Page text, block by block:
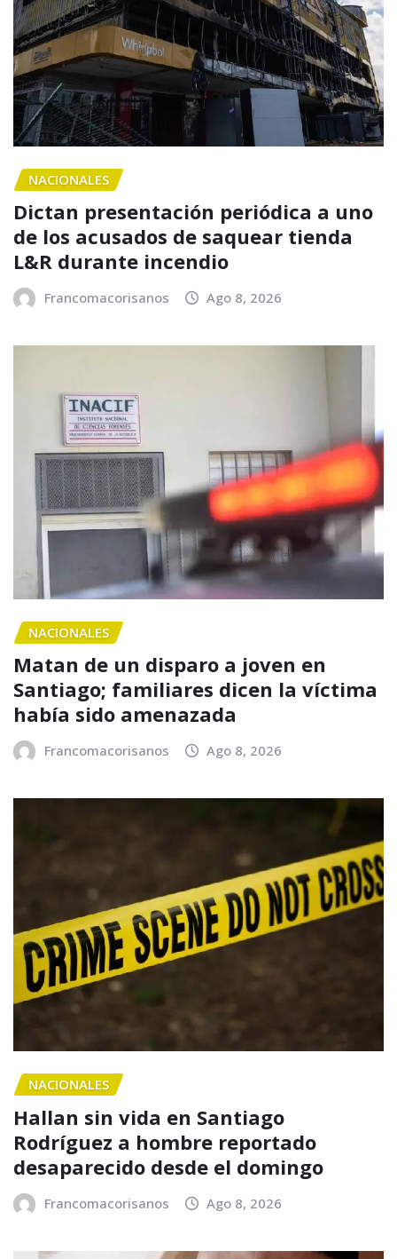
NACIONALES
Dictan presentación periódica a uno
de los acusados de saquear tienda
L&R durante incendio
Francomacorisanos Ago 8, 2026
NACIONALES
Matan de un disparo a joven en
Santiago; familiares dicen la víctima
había sido amenazada
Francomacorisanos Ago 8, 2026
NACIONALES
Hallan sin vida en Santiago
Rodríguez a hombre reportado
desaparecido desde el domingo
Francomacorisanos Ago 8, 2026